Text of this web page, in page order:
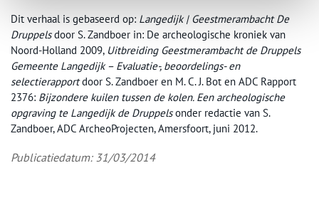
Dit verhaal is gebaseerd op: Langedijk | Geestmerambacht De
Druppelsdoor S. Zandboer in: De archeologische kroniek van
Noord-Holland 2009, Uitbreiding Geestmerambacht de Druppels
Gemeente Langedijk – Evaluatie-, beoordelings- en
selectierapportdoor S. Zandboer en M. C. J. Bot en ADC Rapport
2376: Bijzondere kuilen tussen de kolen. Een archeologische
opgraving te Langedijk de Druppelsonder redactie van S.
Zandboer, ADC ArcheoProjecten, Amersfoort, juni 2012.
Publicatiedatum: 31/03/2014